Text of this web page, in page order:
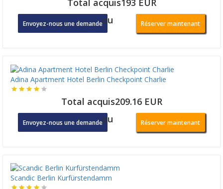
Total acquis193 EUR
Envoyez-nous une demandeou Réserver maintenant
Adina Apartment Hotel Berlin Checkpoint Charlie
Total acquis209.16 EUR
Envoyez-nous une demandeou Réserver maintenant
Scandic Berlin Kurfürstendamm